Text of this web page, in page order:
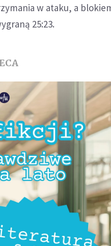
w ataku, a
25:23.